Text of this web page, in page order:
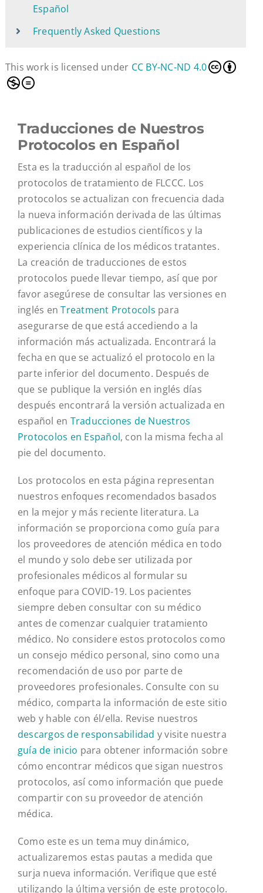
Español
Frequently Asked Questions
This work is licensed under CC BY-NC-ND 4.0
Traducciones de Nuestros
Protocolos en Español
Esta es la traducción al español de los
protocolos de tratamiento de FLCCC. Los
protocolos se actualizan con frecuencia dada
la nueva información derivada de las últimas
publicaciones de estudios científicos y la
experiencia clínica de los médicos tratantes.
La creación de traducciones de estos
protocolos puede llevar tiempo, así que por
favor asegúrese de consultar las versiones en
inglés enTreatment Protocols para
asegurarse de que está accediendo a la
información más actualizada. Encontrará la
fecha en que se actualizó el protocolo en la
parte inferior del documento. Después de
que se publique la versión en inglés días
después encontrará la versión actualizada en
español en Traducciones de Nuestros
Protocolos en Español, con la misma fecha al
pie del documento.
Los protocolos en esta página representan
nuestros enfoques recomendados basados
en la mejor y más reciente literatura. La
información se proporciona como guía para
los proveedores de atención médica en todo
el mundo y solo debe ser utilizada por
profesionales médicos al formular su
enfoque para COVID-19. Los pacientes
siempre deben consultar con su médico
antes de comenzar cualquier tratamiento
médico. No considere estos protocolos como
un consejo médico personal, sino como una
recomendación de uso por parte de
proveedores profesionales. Consulte con su
médico, comparta la información de este sitio
web y hable con él/ella. Revise nuestros
descargos de responsabilidad y visite nuestra
guía de inicio para obtener información sobre
cómo encontrar médicos que sigan nuestros
protocolos, así como información que puede
compartir con su proveedor de atención
médica.
Como este es un tema muy dinámico,
actualizaremos estas pautas a medida que
surja nueva información. Verifique que esté
utilizando la última versión de este protocolo.